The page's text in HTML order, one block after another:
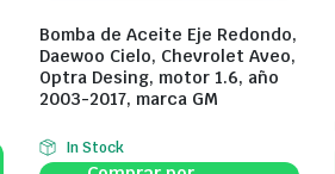
Bomba de Aceite Eje Redondo,
Daewoo Cielo, Chevrolet Aveo,
Optra Desing, motor 1.6, año
2003-2017, marca GM
In Stock